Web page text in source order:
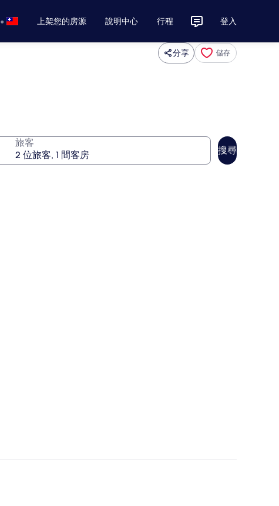
• 上架您的房源 說明中心 行程 登入
分享 儲存
旅客
搜尋